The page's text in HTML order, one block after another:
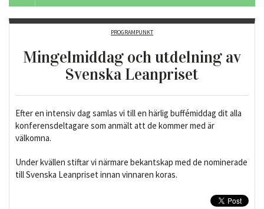
PROGRAMPUNKT
Mingelmiddag och utdelning av
Svenska Leanpriset
Efter en intensiv dag samlas vi till en härlig buffémiddag dit alla
konferensdeltagare som anmält att de kommer med är
välkomna.
Under kvällen stiftar vi närmare bekantskap med de nominerade
till Svenska Leanpriset innan vinnaren koras.